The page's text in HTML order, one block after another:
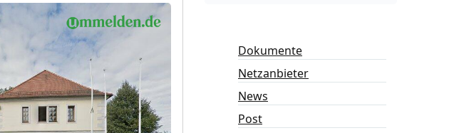
Dokumente
Netzanbieter
News
Post